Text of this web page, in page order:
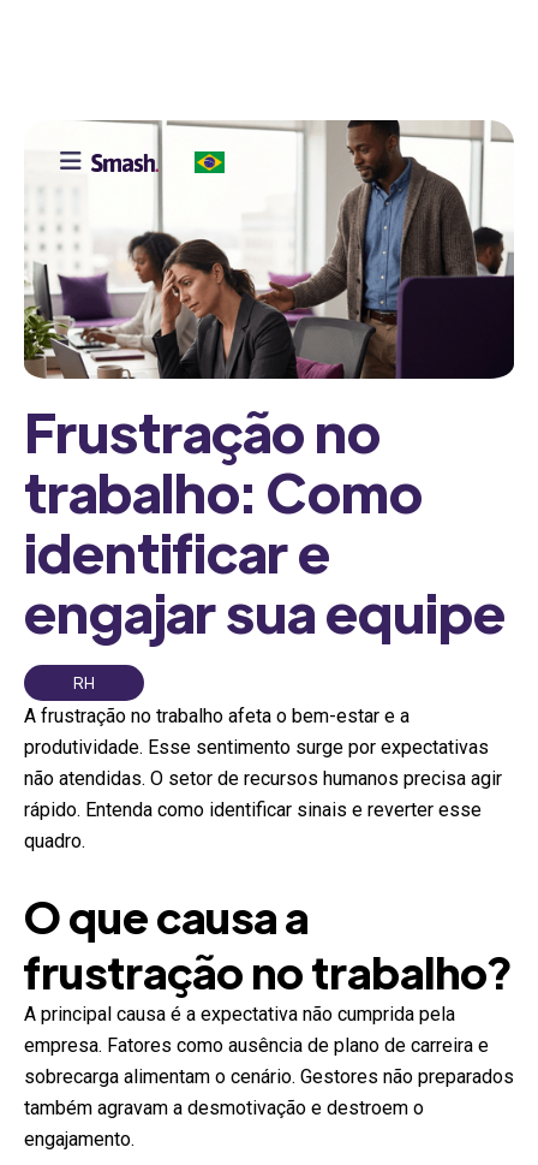

Frustração no
trabalho: Como
identificar e
engajar sua equipe
RH
A frustração no trabalho afeta o bem-estar e a
produtividade. Esse sentimento surge por expectativas
não atendidas. O setor de recursos humanos precisa agir
rápido. Entenda como identificar sinais e reverter esse
quadro.
O que causa a
frustração no trabalho?
A principal causa é a expectativa não cumprida pela
empresa. Fatores como ausência de plano de carreira e
sobrecarga alimentam o cenário. Gestores não preparados
também agravam a desmotivação e destroem o
engajamento.